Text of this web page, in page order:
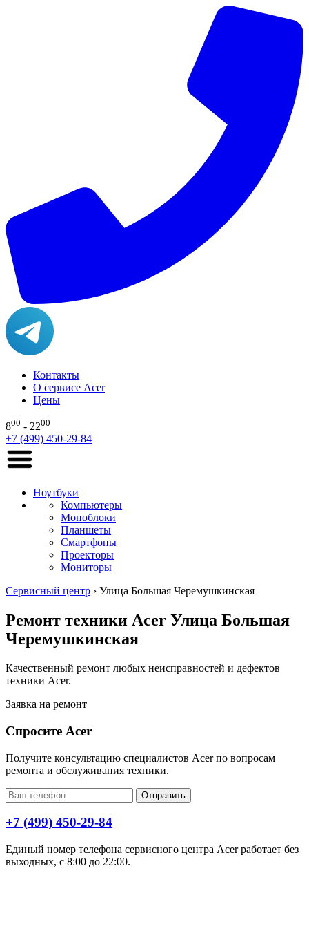
Контакты
О сервисе Acer
Цены
800 - 2200
+7 (499) 450-29-84
Ноутбуки
Компьютеры
Моноблоки
Планшеты
Смартфоны
Проекторы
Мониторы
Сервисный центр › Улица Большая Черемушкинская
Ремонт техники Acer Улица Большая
Черемушкинская
Качественный ремонт любых неисправностей и дефектов
техники Acer.
Заявка на ремонт
Спросите Acer
Получите консультацию специалистов Acer по вопросам
ремонта и обслуживания техники.
Отправить
+7 (499) 450-29-84
Единый номер телефона сервисного центра Acer работает без
выходных, с 8:00 до 22:00.